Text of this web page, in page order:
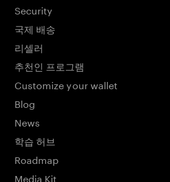
Security
국제 배송
리셀러
추천인 프로그램
Customize your wallet
Blog
News
학습 허브
Roadmap
Media Kit